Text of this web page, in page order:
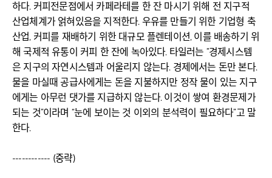
하다. 커피전문점에서 카페라테를 한 잔 마시기 위해 전 지구적
산업체계가 얽혀있음을 지적한다. 우유를 만들기 위한 기업형 축
산업, 커피를 재배하기 위한 대규모 플렌테이션, 이를 배송하기 위
해 국제적 유통이 커피 한 잔에 녹아있다. 타일러는 “경제시스템
은 지구의 자연시스템과 어울리지 않는다. 경제에서는 돈만 본다.
물을 마실때 공급사에게는 돈을 지불하지만 정작 물이 있는 지구
에게는 아무런 댓가를 지급하지 않는다. 이것이 쌓여 환경문제가
되는 것”이라며 “눈에 보이는 것 이외의 분석력이 필요하다”고 말
한다.
------------ (중략)